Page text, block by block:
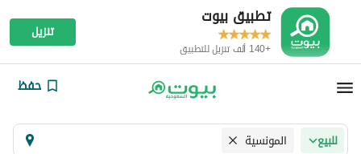
تطبيق بيوت
+140 ألف تنزيل للتطبيق
تنزيل
حفظ
للبيع المونسية